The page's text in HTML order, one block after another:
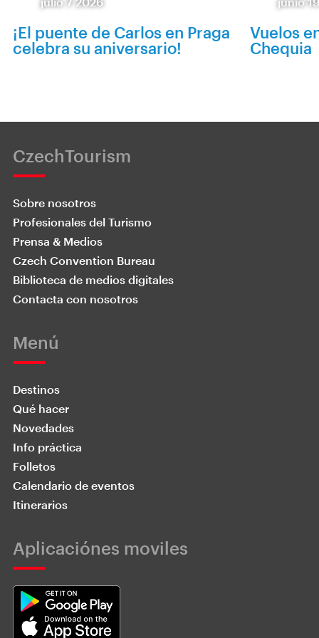
¡El puente de Carlos en Praga
celebra su aniversario!
Vuelos
Chequia
CzechTourism
Sobre nosotros
Profesionales del Turismo
Prensa & Medios
Czech Convention Bureau
Biblioteca de medios digitales
Contacta con nosotros
Menú
Destinos
Qué hacer
Novedades
Info práctica
Folletos
Calendario de eventos
Itinerarios
Aplicaciónes moviles